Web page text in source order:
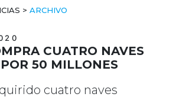
> ARCHIVO
CUATRO NAVES
50 MILLONES
cuatro naves